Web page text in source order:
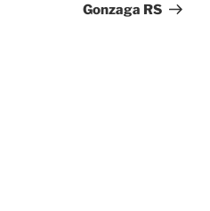
Gonzaga RS